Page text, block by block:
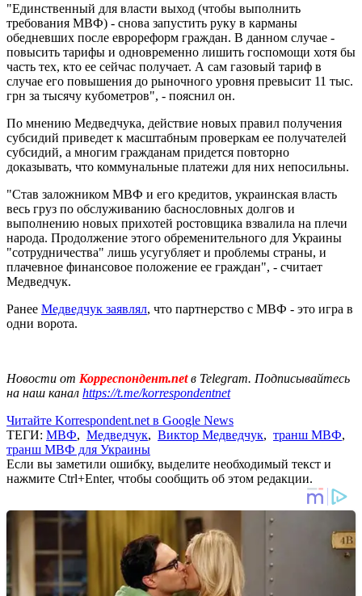
"Единственный для власти выход (чтобы выполнить
требования МВФ) - снова запустить руку в карманы
обедневших после еврореформ граждан. В данном случае -
повысить тарифы и одновременно лишить госпомощи хотя бы
часть тех, кто ее сейчас получает. А сам газовый тариф в
случае его повышения до рыночного уровня превысит 11 тыс.
грн за тысячу кубометров", - пояснил он.
По мнению Медведчука, действие новых правил получения
субсидий приведет к масштабным проверкам ее получателей
субсидий, а многим гражданам придется повторно
доказывать, что коммунальные платежи для них непосильны.
"Став заложником МВФ и его кредитов, украинская власть
весь груз по обслуживанию баснословных долгов и
выполнению новых прихотей ростовщика взвалила на плечи
народа. Продолжение этого обременительного для Украины
"сотрудничества" лишь усугубляет и проблемы страны, и
плачевное финансовое положение ее граждан", - считает
Медведчук.
Ранее Медведчук заявлял, что партнерство с МВФ - это игра в
одни ворота.
Новости от Корреспондент.netв Telegram. Подписывайтесь
на наш канал https://t.me/korrespondentnet
Читайте Korrespondent.net в Google News
ТЕГИ: МВФ, Медведчук, Виктор Медведчук, транш МВФ,
транш МВФ для Украины
Если вы заметили ошибку, выделите необходимый текст и
нажмите Ctrl+Enter, чтобы сообщить об этом редакции.